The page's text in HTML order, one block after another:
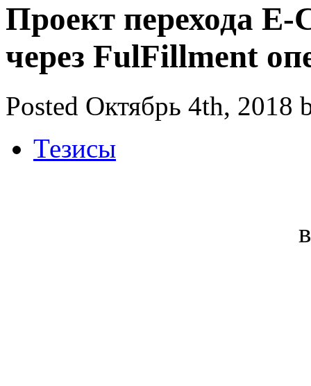
Проект перехода E-
через FulFillment
Posted Октябрь 4th, 2018
Тезисы